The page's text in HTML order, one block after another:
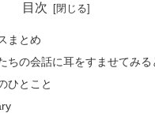
目次
まとめ
ちの会話に耳をすませてみる
ひとこと